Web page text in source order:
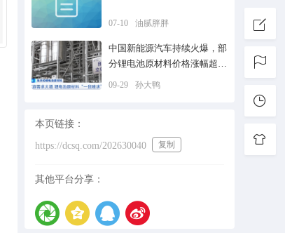
07-10 油腻胖胖
中国新能源汽车持续火爆，部
分锂电池原材料价格涨幅超
200%
09-29 孙大鸭
本页链接：
https://dcsq.com/202630040 复制
其他平台分享：